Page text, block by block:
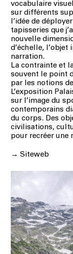
vocabulaire
sur différents
l’idée de
tapisseries que
nouvelle
d’échelle,
narration.
La contrainte et
souvent le point
par les notions
L’exposition
sur l’image du
contemporains
du corps. Des
civilisations,
pour recréer une
→Siteweb